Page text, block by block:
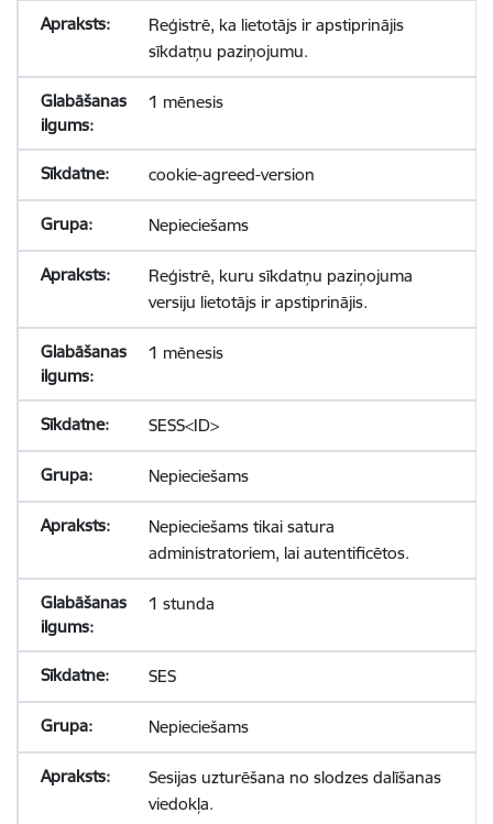
Reģistrē, ka lietotājs ir apstiprinājis
sīkdatņu paziņojumu.
1 mēnesis
cookie-agreed-version
Nepieciešams
Reģistrē, kuru sīkdatņu paziņojuma
versiju lietotājs ir apstiprinājis.
1 mēnesis
SESS<ID>
Nepieciešams
Nepieciešams tikai satura
administratoriem, lai autentificētos.
1 stunda
SES
Nepieciešams
Sesijas uzturēšana no slodzes dalīšanas
viedokļa.